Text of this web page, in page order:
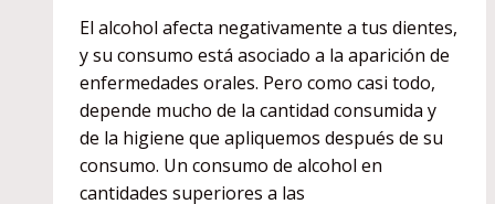
El alcohol afecta negativamente a tus dientes,
y su consumo está asociado a la aparición de
enfermedades orales. Pero como casi todo,
depende mucho de la cantidad consumida y
de la higiene que apliquemos después de su
consumo. Un consumo de alcohol en
cantidades superiores a las